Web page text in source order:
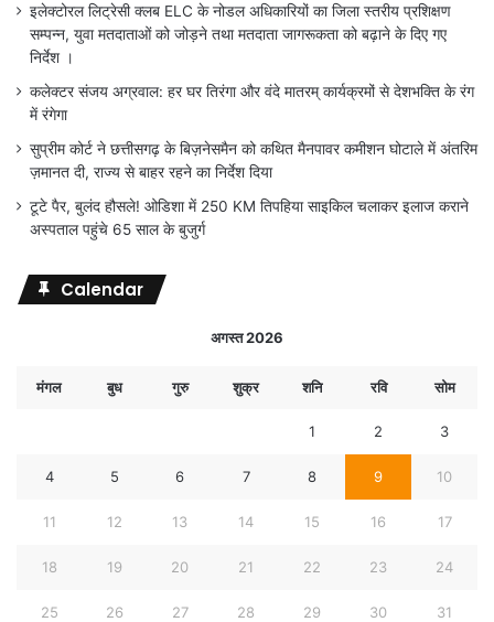
इलेक्टोरल लिट्रेसी क्लब ELC के नोडल अधिकारियों का जिला स्तरीय प्रशिक्षण
सम्पन्न, युवा मतदाताओं को जोड़ने तथा मतदाता जागरूकता को बढ़ाने के दिए गए
निर्देश ।
कलेक्टर संजय अग्रवाल: हर घर तिरंगा और वंदे मातरम् कार्यक्रमों से देशभक्ति के रंग
में रंगेगा
सुप्रीम कोर्ट ने छत्तीसगढ़ के बिज़नेसमैन को कथित मैनपावर कमीशन घोटाले में अंतरिम
ज़मानत दी, राज्य से बाहर रहने का निर्देश दिया
टूटे पैर, बुलंद हौसले! ओडिशा में 250 KM तिपहिया साइकिल चलाकर इलाज कराने
अस्पताल पहुंचे 65 साल के बुजुर्ग
Calendar
अगस्त 2026
मंगल बुध गुरु शुक्र शनि रवि सोम
1 2 3
4 5 6 7 8 9 10
11 12 13 14 15 16 17
18 19 20 21 22 23 24
25 26 27 28 29 30 31